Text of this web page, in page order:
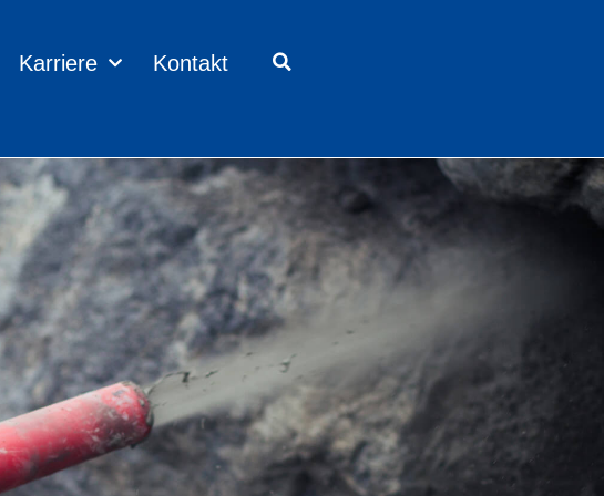
Karriere Kontakt